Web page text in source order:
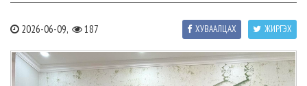
2026-06-09, 187 ЖИРГЭХ
ХУВААЛЦАХ